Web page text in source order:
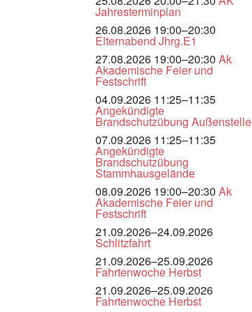
Jahresterminplan
26.08.2026 19:00–20:30
Elternabend Jhrg.E1
27.08.2026 19:00–20:30 Ak
Akademische Feier und
Festschrift
04.09.2026 11:25–11:35
Angekündigte
Brandschutzübung Außenstelle
07.09.2026 11:25–11:35
Angekündigte
Brandschutzübung
Stammhausgelände
08.09.2026 19:00–20:30 Ak
Akademische Feier und
Festschrift
21.09.2026–24.09.2026
Schlitzfahrt
21.09.2026–25.09.2026
Fahrtenwoche Herbst
21.09.2026–25.09.2026
Fahrtenwoche Herbst